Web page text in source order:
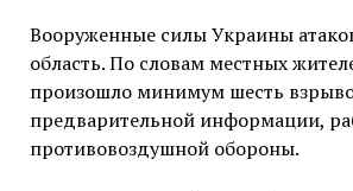
Вооруженные силы Украины
область. По словам местных
произошло минимум шесть
предварительной информации,
противовоздушной обороны.